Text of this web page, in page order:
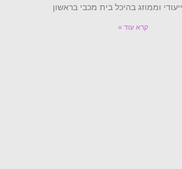
וממוזג בהיכל בית מכבי בראשון
קרא עוד »